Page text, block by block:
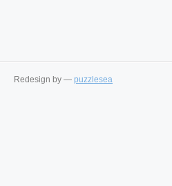
Redesign by — puzzlesea